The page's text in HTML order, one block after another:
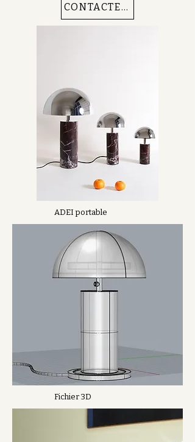
CONTACTEZ NOUS
ADEI portable
Fichier 3D